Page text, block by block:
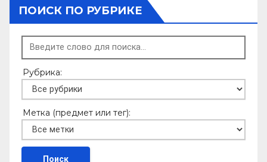
ПОИСК ПО РУБРИКЕ
Рубрика:
Метка (предмет или тег):